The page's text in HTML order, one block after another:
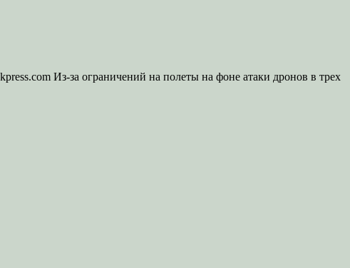
Из-за ограничений на полеты на фоне атаки дронов в трех